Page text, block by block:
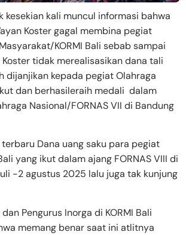
kesekian kali muncul informasi bahwa
Koster gagal membina pegiat
KORMI Bali sebab sampai
tidak merealisasikan dana tali
dijanjikan kepada pegiat Olahraga
dan berhasileraih medali dalam
Nasional/FORNAS VII di Bandung
Dana uang saku para pegiat
yang ikut dalam ajang FORNAS VIII di
-2 agustus 2025 lalu juga tak kunjung
Pengurus Inorga di KORMI Bali
memang benar saat ini atlitnya